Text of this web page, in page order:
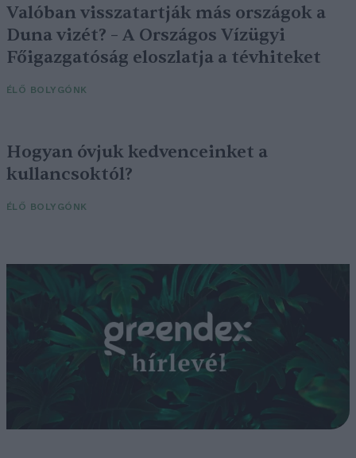
Valóban visszatartják más országok a
Duna vizét? – A Országos Vízügyi
Főigazgatóság eloszlatja a tévhiteket
ÉLŐ BOLYGÓNK
Hogyan óvjuk kedvenceinket a
kullancsoktól?
ÉLŐ BOLYGÓNK